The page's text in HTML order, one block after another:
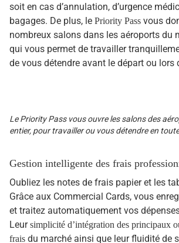
soit en cas d’annulation, d’urgence
bagages. De plus, le Priority Pass vous
nombreux salons dans les aéroports du
qui vous permet de travailler
de vous détendre avant le départ ou lors
Le Priority Pass vous ouvre les salons des
entier, pour travailler ou vous détendre en
Gestion intelligente des frais
Oubliez les notes de frais papier et les
Grâce aux Commercial Cards, vous
et traitez automatiquement vos
Leursimplicité d’intégration des principaux
frais du marché ainsi que leur fluidité de